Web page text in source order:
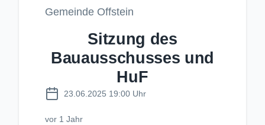
Gemeinde Offstein
Sitzung des
Bauausschusses und
HuF
23.06.2025 19:00 Uhr
vor 1 Jahr